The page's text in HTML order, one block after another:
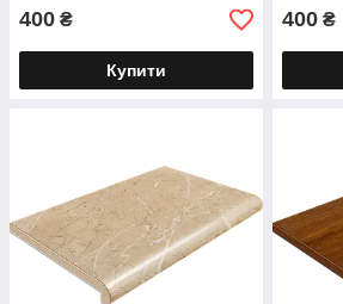
400 ₴
Купити
400 ₴